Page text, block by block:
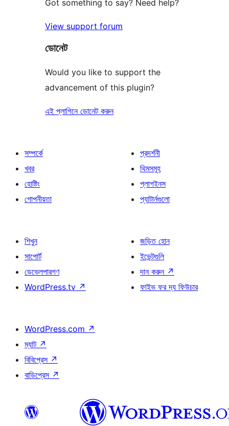
Got something to say? Need help?
View support forum
ডোনেট
Would you like to support the
advancement of this plugin?
এই প্লাগিনে ডোনেট করুন
সম্পর্কে
খবর
হোষ্টিং
গোপনীয়তা
প্রদর্শনী
থিমসমূহ
প্লাগইনস
প্যাটার্নগুলো
শিখুন
সাপোর্ট
ডেভেলপারগণ
WordPress.tv ↗
জড়িত হোন
ইভেন্টগুলি
দান করুন ↗
ফাইভ ফর দ্য ফিউচার
WordPress.com ↗
ম্যাট ↗
বিবিপ্রেস ↗
বাডিপ্রেস ↗